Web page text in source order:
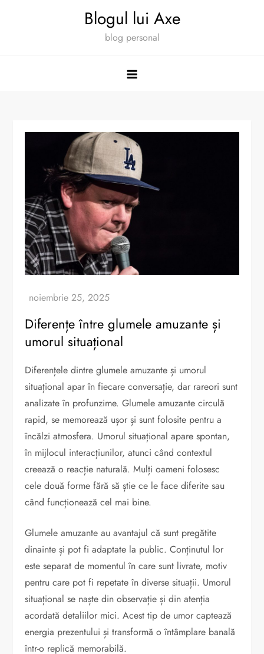
Blogul lui Axe
blog personal
Diferențe între glumele amuzante și
umorul situațional
Diferențele dintre glumele amuzante și umorul
situațional apar în fiecare conversație, dar rareori sunt
analizate în profunzime. Glumele amuzante circulă
rapid, se memorează ușor și sunt folosite pentru a
încălzi atmosfera. Umorul situațional apare spontan,
în mijlocul interacțiunilor, atunci când contextul
creează o reacție naturală. Mulți oameni folosesc
cele două forme fără să știe ce le face diferite sau
când funcționează cel mai bine.
Glumele amuzante au avantajul că sunt pregătite
dinainte și pot fi adaptate la public. Conținutul lor
este separat de momentul în care sunt livrate, motiv
pentru care pot fi repetate în diverse situații. Umorul
situațional se naște din observație și din atenția
acordată detaliilor mici. Acest tip de umor captează
energia prezentului și transformă o întâmplare banală
într-o replică memorabilă.